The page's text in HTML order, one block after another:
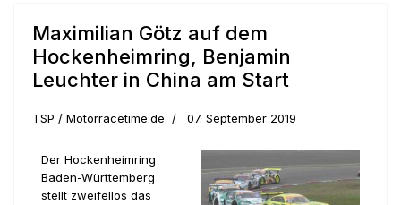
Maximilian Götz auf dem
Hockenheimring, Benjamin
Leuchter in China am Start
TSP / Motorracetime.de 07. September 2019
Der Hockenheimring
Baden-Württemberg
stellt zweifellos das